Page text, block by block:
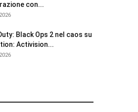
con...
Black Ops 2 nel caos su
Activision...